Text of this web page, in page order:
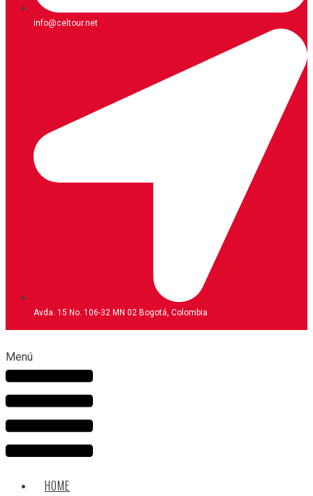
info@celtour.net
Avda. 15 No. 106-32 MN 02 Bogotá, Colombia
Menú
HOME